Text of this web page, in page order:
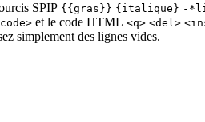
SPIP {{gras}} {italique} -
et le code HTML <q> <del>
simplement des lignes vides.